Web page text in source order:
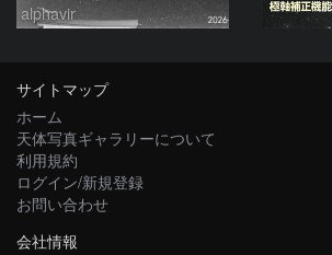
alphavir
サイトマップ
ホーム
天体写真ギャラリーについて
利用規約
ログイン/新規登録
お問い合わせ
会社情報